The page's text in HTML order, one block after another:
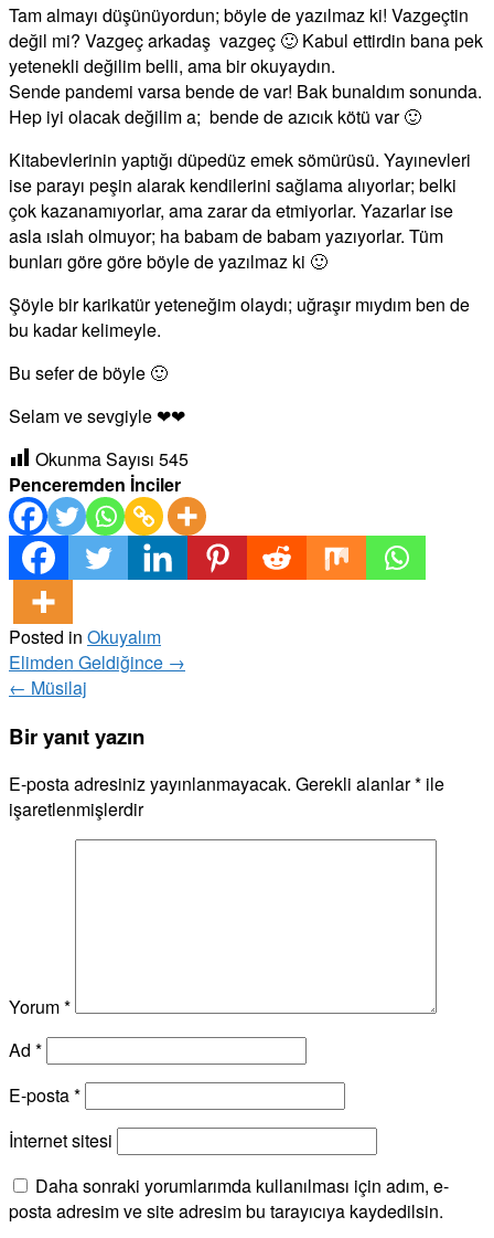
Tam almayı düşünüyordun; böyle de yazılmaz ki! Vazgeçtin
değil mi? Vazgeç arkadaş vazgeç 🙂 Kabul ettirdin bana pek
yetenekli değilim belli, ama bir okuyaydın.
Sende pandemi varsa bende de var! Bak bunaldım sonunda.
Hep iyi olacak değilim a; bende de azıcık kötü var 🙂
Kitabevlerinin yaptığı düpedüz emek sömürüsü. Yayınevleri
ise parayı peşin alarak kendilerini sağlama alıyorlar; belki
çok kazanamıyorlar, ama zarar da etmiyorlar. Yazarlar ise
asla ıslah olmuyor; ha babam de babam yazıyorlar. Tüm
bunları göre göre böyle de yazılmaz ki 🙂
Şöyle bir karikatür yeteneğim olaydı; uğraşır mıydım ben de
bu kadar kelimeyle.
Bu sefer de böyle 🙂
Selam ve sevgiyle ❤❤
Okunma Sayısı 545
Penceremden İnciler
Posted in Okuyalım
Post
navigation
Elimden Geldiğince →
← Müsilaj
Bir yanıt yazın
E-posta adresiniz yayınlanmayacak. Gerekli alanlar* ile
işaretlenmişlerdir
Yorum*
Ad *
E-posta*
İnternet sitesi
Daha sonraki yorumlarımda kullanılması için adım, e-
posta adresim ve site adresim bu tarayıcıya kaydedilsin.